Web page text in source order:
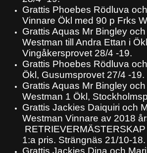
Grattis Phoebes Rödluva
Vinnare Ökl med 90 p Frks
Grattis Aquas Mr Bingley
Westman till Andra Ettan i
Vingåkersprovet 28/4 -19.
Grattis Phoebes Rödluva
Ökl, Gusumsprovet 27/4 -19.
Grattis Aquas Mr Bingley
Westman 1 Ökl,
Grattis Jackies Daiquiri och
Westman Vinnare av 2018
1:a pris. Strängnäs 21/10-18.
Grattis Jackies Dina och